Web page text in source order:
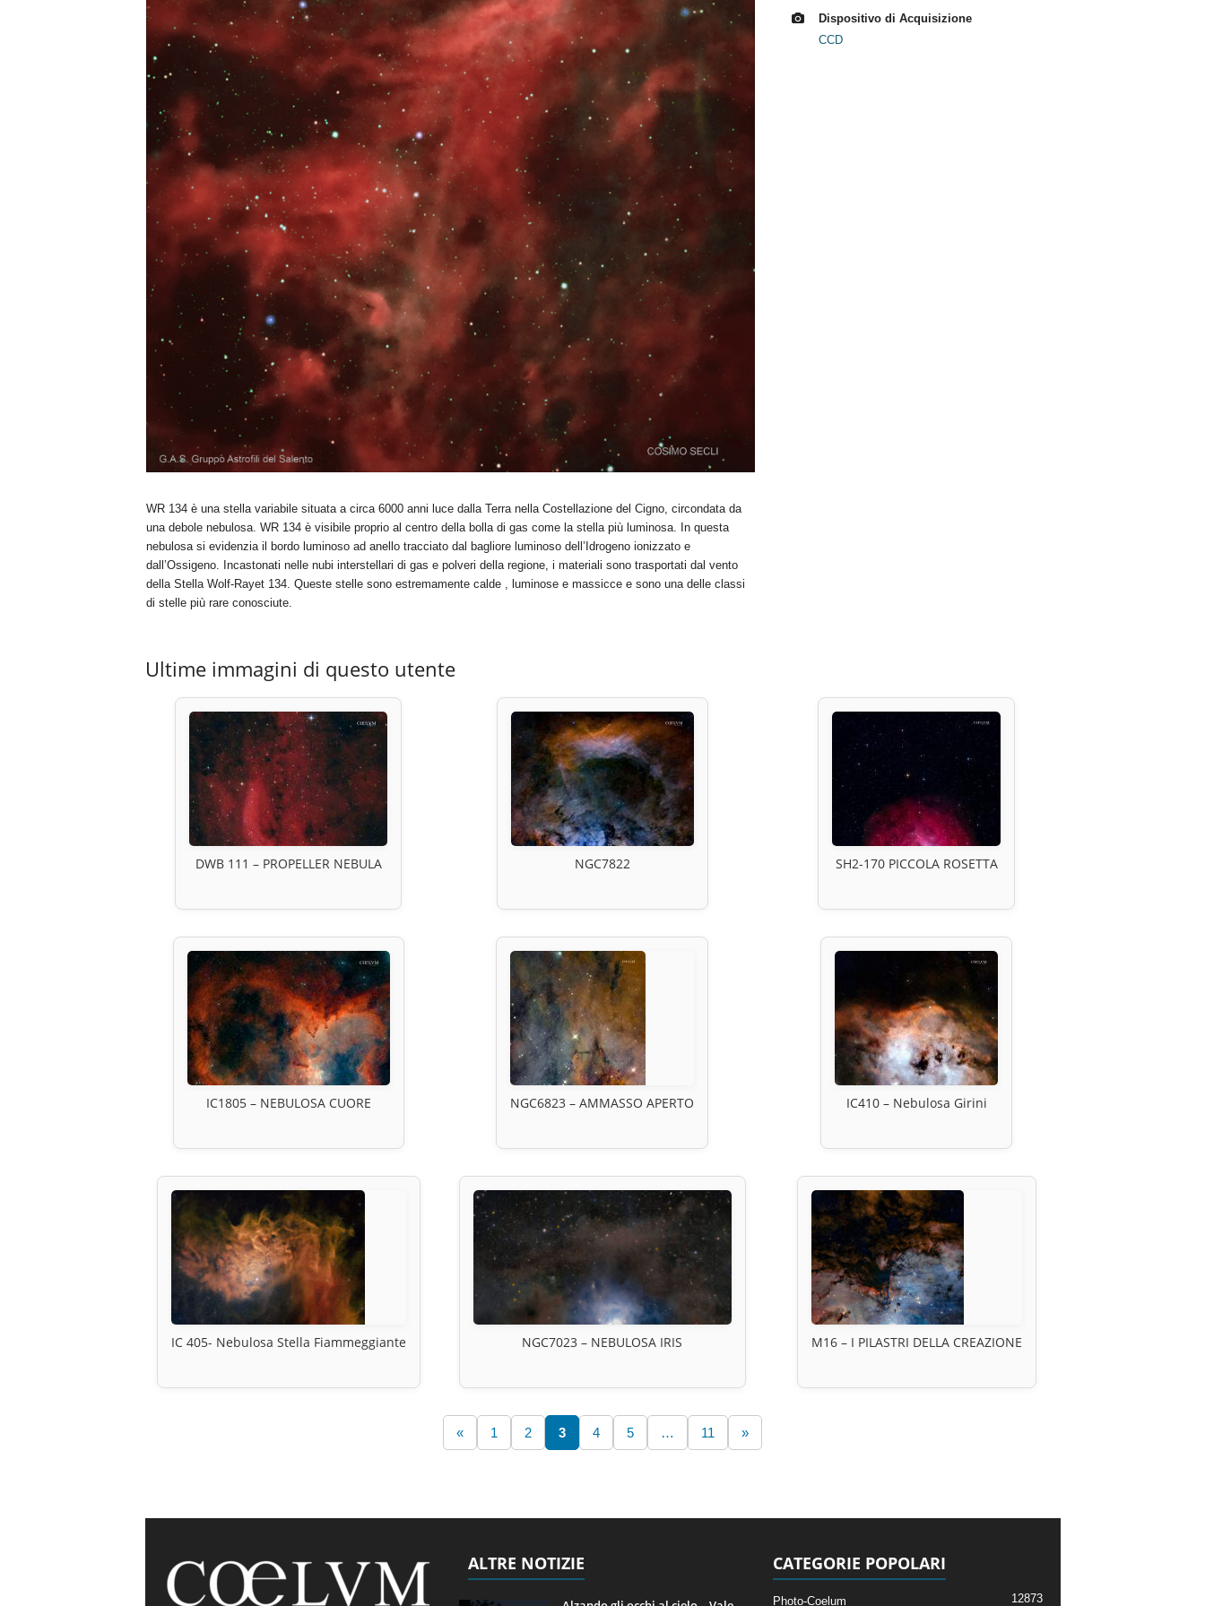
WR 134 è una stella variabile situata a circa 6000 anni luce dalla Terra nella Costellazione del Cigno, circondata da
una debole nebulosa. WR 134 è visibile proprio al centro della bolla di gas come la stella più luminosa. In questa
nebulosa si evidenzia il bordo luminoso ad anello tracciato dal bagliore luminoso dell’Idrogeno ionizzato e
dall’Ossigeno. Incastonati nelle nubi interstellari di gas e polveri della regione, i materiali sono trasportati dal vento
della Stella Wolf-Rayet 134. Queste stelle sono estremamente calde , luminose e massicce e sono una delle classi
di stelle più rare conosciute.
Dispositivo di Acquisizione
CCD
Ultime immagini di questo utente
DWB 111 – PROPELLER NEBULA NGC7822 SH2-170 PICCOLA ROSETTA
IC1805 – NEBULOSA CUORE NGC6823 – AMMASSO APERTO IC410 – Nebulosa Girini
IC 405- Nebulosa Stella Fiammeggiante NGC7023 – NEBULOSA IRIS M16 – I PILASTRI DELLA CREAZIONE
« 1 2 3 4 5 … 11 »
ALTRE NOTIZIE CATEGORIE POPOLARI
Photo-Coelum 12873